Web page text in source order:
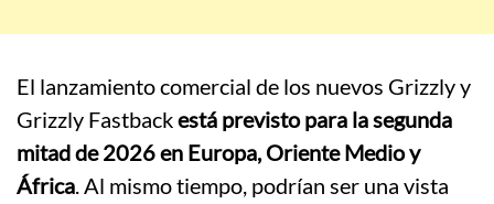
El lanzamiento comercial de los nuevos Grizzly y
Grizzly Fastbackestá previsto para la segunda
mitad de 2026 en Europa, Oriente Medio y
África. Al mismo tiempo, podrían ser una vista